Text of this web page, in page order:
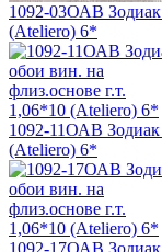
1092-03ОАВ Зодиак
(Ateliero) 6*
1092-11ОАВ Зодиак
(Ateliero) 6*
1092-17ОАВ Зодиак